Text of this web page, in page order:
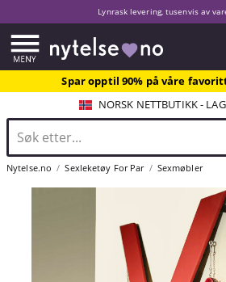
Lynrask levering, tusenvis av
Spar opptil 90% på våre
NORSK NETTBUTIKK -
Nytelse.no Sexleketøy For Par Sexmøbler